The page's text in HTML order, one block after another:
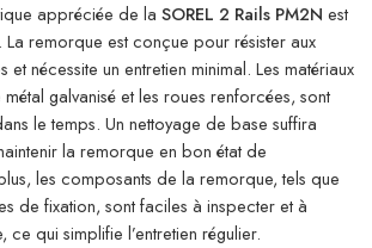
appréciée de la SOREL 2 Rails PM2N est
La remorque est conçue pour résister aux
et nécessite un entretien minimal. Les matériaux
métal galvanisé et les roues renforcées, sont
le temps. Un nettoyage de base suffira
la remorque en bon état de
les composants de la remorque, tels que
de fixation, sont faciles à inspecter et à
ce qui simplifie l’entretien régulier.